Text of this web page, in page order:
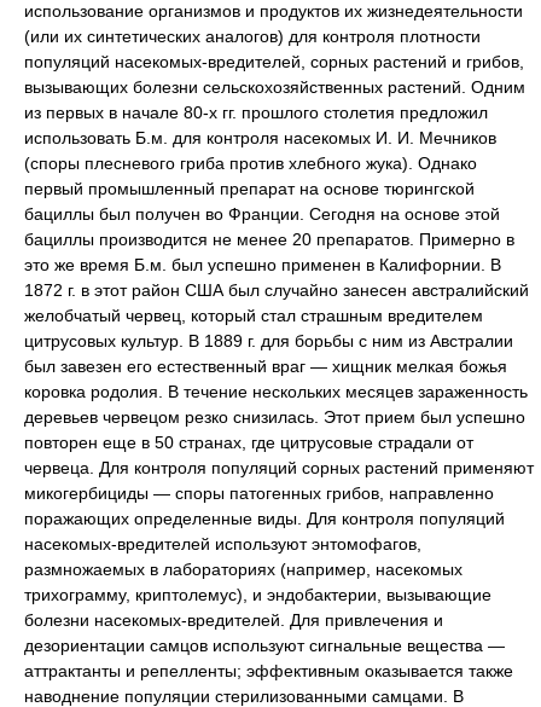
использование организмов и продуктов их жизнедеятельности
(или их синтетических аналогов) для контроля плотности
популяций насекомых-вредителей, сорных растений и грибов,
вызывающих болезни сельскохозяйственных растений. Одним
из первых в начале 80-х гг. прошлого столетия предложил
использовать Б.м. для контроля насекомых И. И. Мечников
(споры плесневого гриба против хлебного жука). Однако
первый промышленный препарат на основе тюрингской
бациллы был получен во Франции. Сегодня на основе этой
бациллы производится не менее 20 препаратов. Примерно в
это же время Б.м. был успешно применен в Калифорнии. В
1872 г. в этот район США был случайно занесен австралийский
желобчатый червец, который стал страшным вредителем
цитрусовых культур. В 1889 г. для борьбы с ним из Австралии
был завезен его естественный враг — хищник мелкая божья
коровка родолия. В течение нескольких месяцев зараженность
деревьев червецом резко снизилась. Этот прием был успешно
повторен еще в 50 странах, где цитрусовые страдали от
червеца. Для контроля популяций сорных растений применяют
микогербициды — споры патогенных грибов, направленно
поражающих определенные виды. Для контроля популяций
насекомых-вредителей используют энтомофагов,
размножаемых в лабораториях (например, насекомых
трихограмму, криптолемус), и эндобактерии, вызывающие
болезни насекомых-вредителей. Для привлечения и
дезориентации самцов используют сигнальные вещества —
аттрактанты и репелленты; эффективным оказывается также
наводнение популяции стерилизованными самцами. В